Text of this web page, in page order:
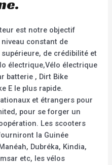
est notre objectif
constant de
de crédibilité et
électrique,Vélo électrique
batterie , Dirt Bike
E le plus rapide.
et étrangers pour
pour se forger un
Les scooters
la Guinée
Dubréka, Kindia,
etc, les vélos